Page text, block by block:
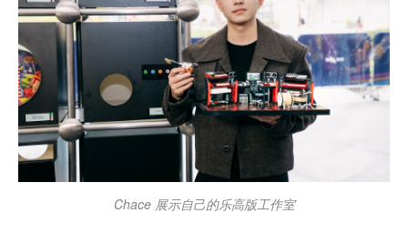
Chace 展示自己的乐高版工作室